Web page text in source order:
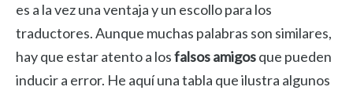
es a la vez una ventaja y un escollo para los
traductores. Aunque muchas palabras son similares,
hay que estar atento a losfalsos amigosque pueden
inducir a error. He aquí una tabla que ilustra algunos